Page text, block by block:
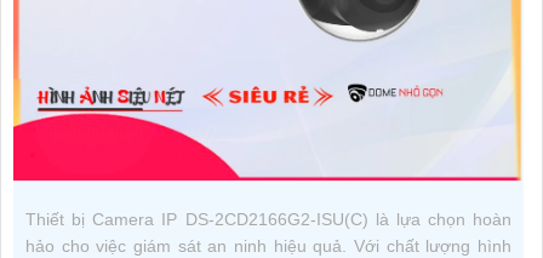
Thiết bị Camera IP DS-2CD2166G2-ISU(C) là lựa chọn hoàn
hảo cho việc giám sát an ninh hiệu quả. Với chất lượng hình